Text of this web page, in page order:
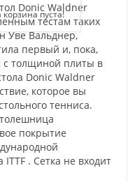
пуста!
Donic Waldner
тестам таких
Уве Вальднер,
первый и, пока,
с толщиной плиты в
Donic Waldner
которое вы
тенниса.
покрытие
. Сетка не входит